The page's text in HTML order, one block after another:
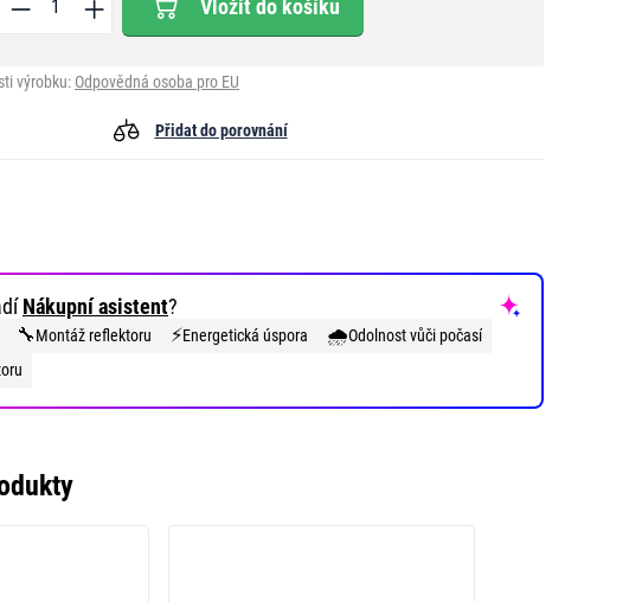
Vložit do košíku
výrobku: Odpovědná osoba pro EU
Přidat do porovnání
Nákupní asistent?
🔧Montáž reflektoru ⚡Energetická úspora 🌧️Odolnost vůči počasí